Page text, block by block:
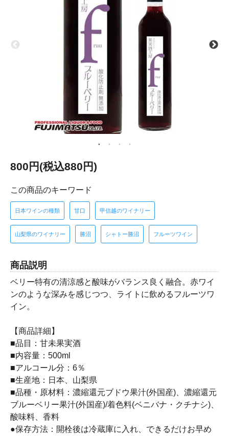
800円(税込880円)
この商品のキーワード
日本ワインの種類 甘口 甲信越のワイナリー
山梨県のワイナリー 勝沼 シャトー勝沼 フルーツワイン
商品説明
ベリー特有の清涼感と酸味がバランス良く融合。赤ワイ
ンのような深みを感じつつ、ライトに飲めるフルーツワ
イン。
【商品詳細】
■品目：甘未果実酒
■内容量：500ml
■アルコール分：6％
■生産地：日本、山梨県
■品種・原材料：濃縮還元ブドウ果汁(外国産)、濃縮還元
ブルーベリー果汁(外国産)/着色料(ベニバナ・クチナシ)、
酸味料、香料
●保存方法：開栓後は冷蔵庫に入れ、できるだけお早め